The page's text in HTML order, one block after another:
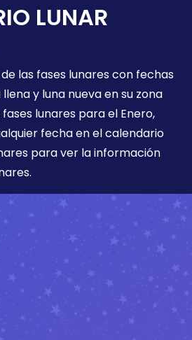
LUNAR
las fases lunares con fechas
y luna nueva en su zona
lunares para el Enero,
fecha en el calendario
para ver la información